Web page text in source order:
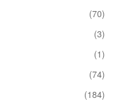
(70)
(3)
(1)
(74)
(184)